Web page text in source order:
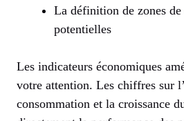
La définition de zones
potentielles
Les indicateurs économiques
votre attention. Les chiffres sur
consommation et la croissance